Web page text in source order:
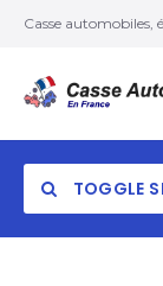
Casse automobiles,
TOGGLE